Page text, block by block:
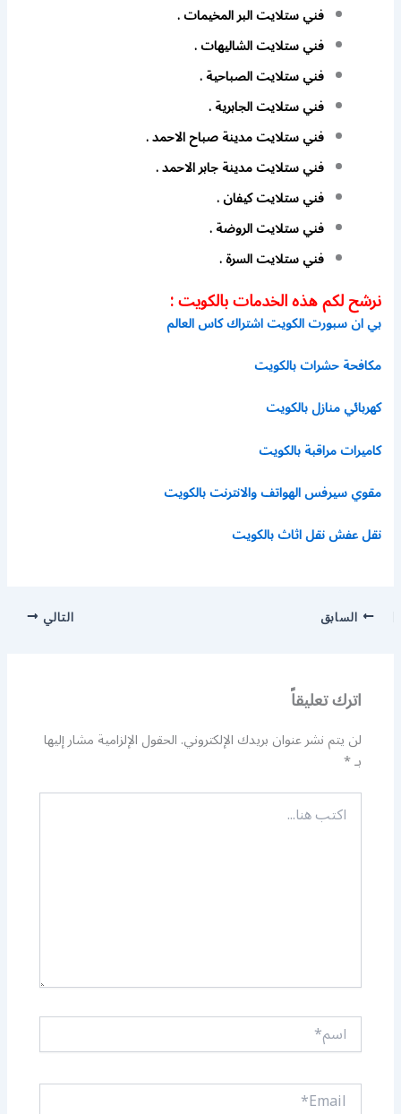
فني ستلايت البر المخيمات .
فني ستلايت الشاليهات .
فني ستلايت الصباحية .
فني ستلايت الجابرية .
فني ستلايت مدينة صباح الاحمد .
فني ستلايت مدينة جابر الاحمد .
فني ستلايت كيفان .
فني ستلايت الروضة .
فني ستلايت السرة .
نرشح لكم هذه الخدمات بالكويت :
بي ان سبورت الكويت اشتراك كاس العالم
مكافحة حشرات بالكويت
كهربائي منازل بالكويت
كاميرات مراقبة بالكويت
مقوي سيرفس الهواتف والانترنت بالكويت
نقل عفش نقل اثاث بالكويت
السابق التالي
اترك تعليقاً
لن يتم نشر عنوان بريدك الإلكتروني.الحقول الإلزامية مشار إليها
بـ*
اكتب
هنا...
اسم*
Email*